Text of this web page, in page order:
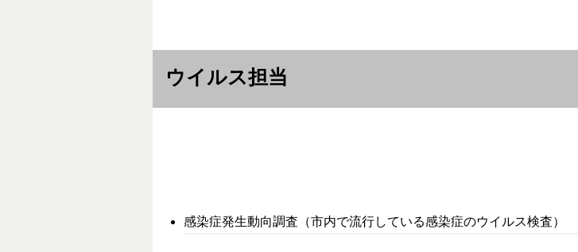
ウイルス担当
感染症発生動向調査（市内で流行している感染症のウイルス検査）